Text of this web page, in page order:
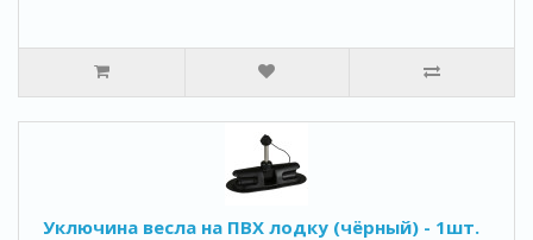
Уключина весла на ПВХ лодку (чёрный) - 1шт.